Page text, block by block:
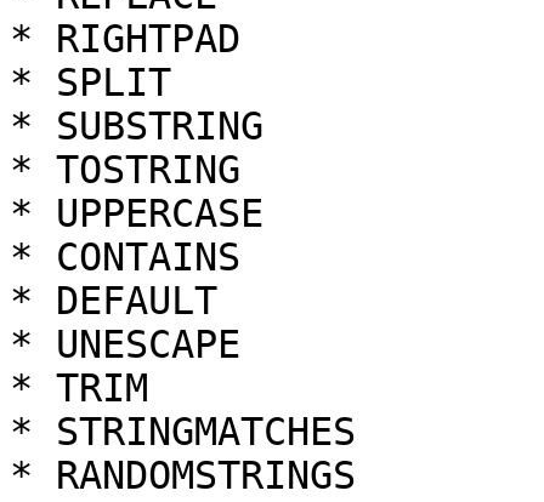
* RIGHTPAD
* SPLIT
* SUBSTRING
* TOSTRING
* UPPERCASE
* CONTAINS
* DEFAULT
* UNESCAPE
* TRIM
* STRINGMATCHES
* RANDOMSTRINGS